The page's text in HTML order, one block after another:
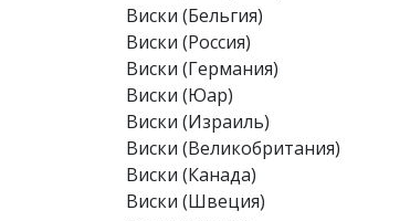
Виски (Бельгия)
Виски (Россия)
Виски (Германия)
Виски (Юар)
Виски (Израиль)
Виски (Великобритания)
Виски (Канада)
Виски (Швеция)